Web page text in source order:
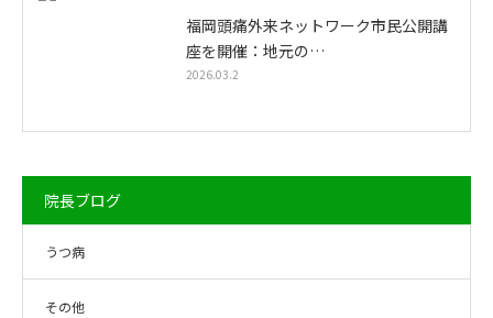
福岡頭痛外来ネットワーク市民公開講
座を開催：地元の…
2026.03.2
院長ブログ
うつ病
その他